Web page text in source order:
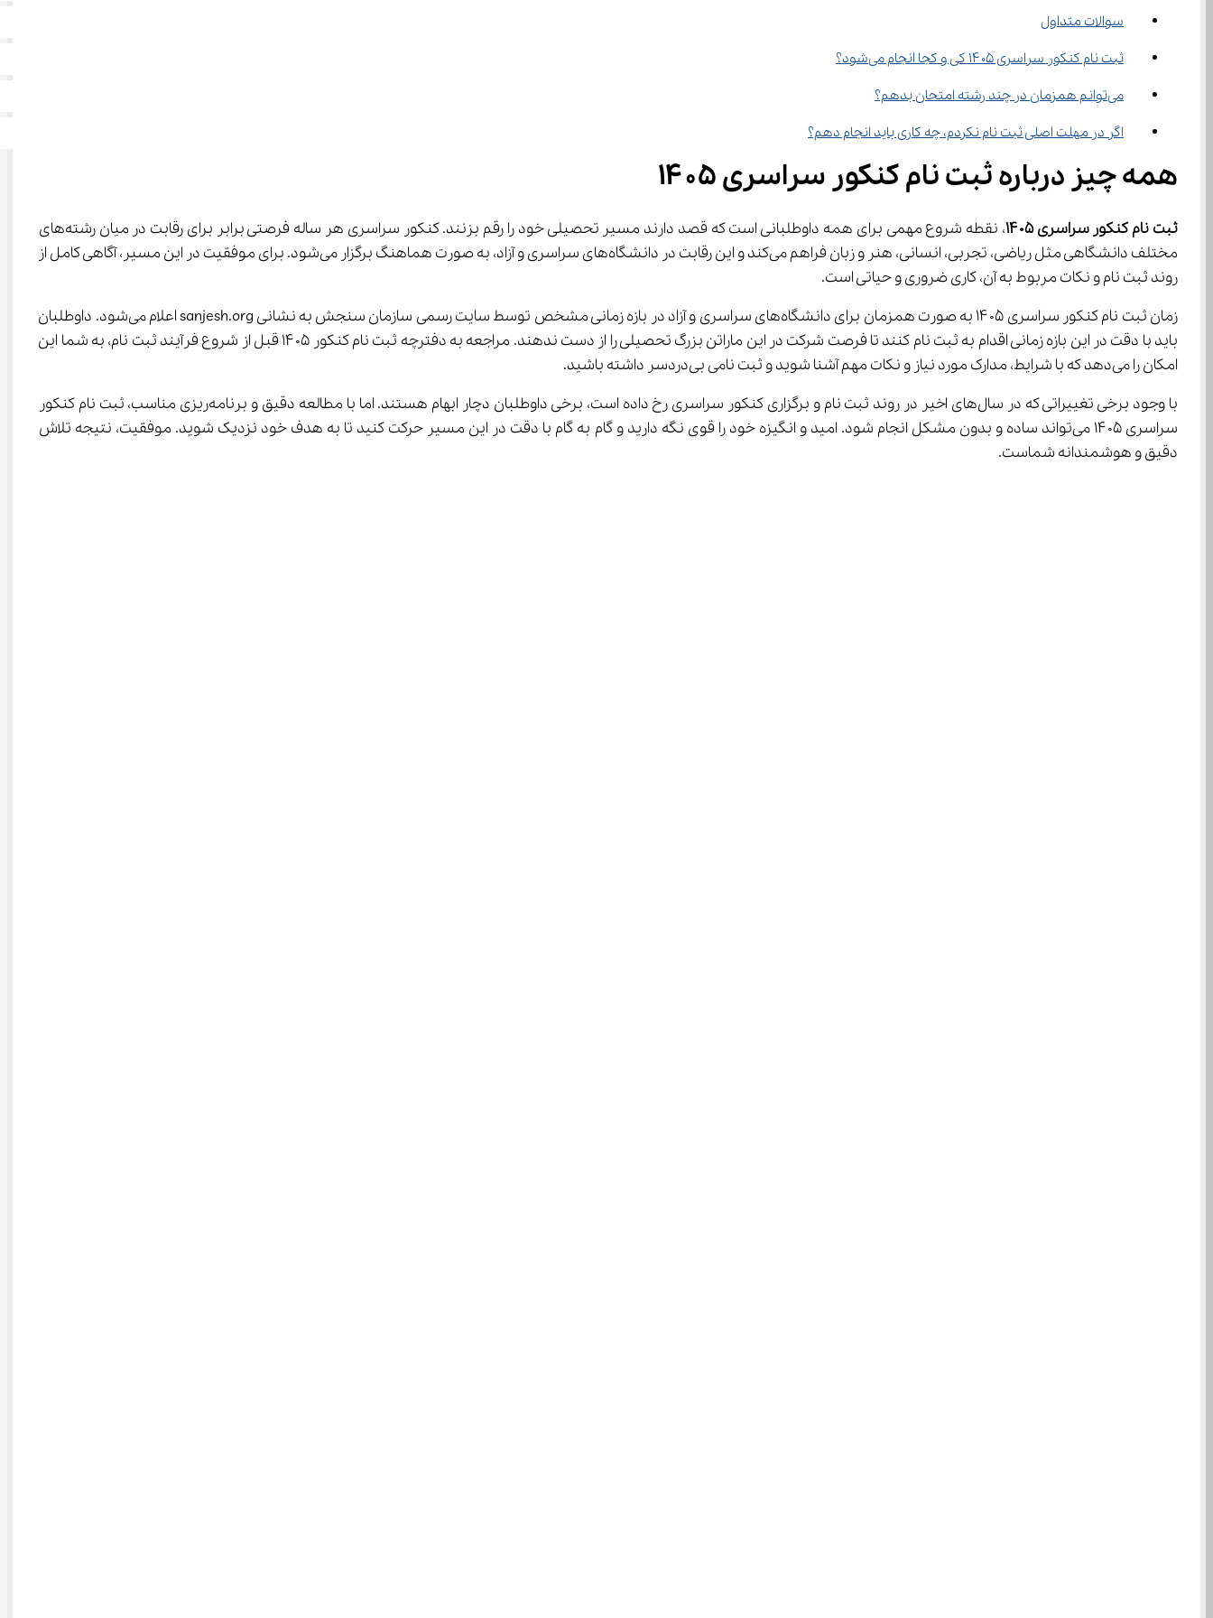
سوالات متداول
ثبت نام کنکور سراسری ۱۴۰۵ کی و کجا انجام می‌شود؟
می‌توانم همزمان در چند رشته امتحان بدهم؟
اگر در مهلت اصلی ثبت نام نکردم، چه کاری باید انجام دهم؟
همه چیز درباره ثبت نام کنکور سراسری ۱۴۰۵
ثبت نام کنکور سراسری ۱۴۰۵
، نقطه شروع مهمی برای همه داوطلبانی است که قصد دارند مسیر تحصیلی خود را رقم بزنند. کنکور سراسری هر ساله فرصتی برابر برای رقابت در میان رشته‌های
مختلف دانشگاهی مثل ریاضی، تجربی، انسانی، هنر و زبان فراهم می‌کند و این رقابت در دانشگاه‌های سراسری و آزاد، به صورت هماهنگ برگزار می‌شود. برای موفقیت در این مسیر، آگاهی کامل از
روند ثبت نام و نکات مربوط به آن، کاری ضروری و حیاتی است.
زمان ثبت نام کنکور سراسری ۱۴۰۵ به صورت همزمان برای دانشگاه‌های سراسری و آزاد در بازه زمانی مشخص توسط سایت رسمی سازمان سنجش به نشانی sanjesh.org اعلام می‌شود. داوطلبان
باید با دقت در این بازه زمانی اقدام به ثبت نام کنند تا فرصت شرکت در این ماراتن بزرگ تحصیلی را از دست ندهند. مراجعه به دفترچه ثبت نام کنکور ۱۴۰۵ قبل از شروع فرآیند ثبت نام، به شما این
امکان را می‌دهد که با شرایط، مدارک مورد نیاز و نکات مهم آشنا شوید و ثبت نامی بی‌دردسر داشته باشید.
با وجود برخی تغییراتی که در سال‌های اخیر در روند ثبت نام و برگزاری کنکور سراسری رخ داده است، برخی داوطلبان دچار ابهام هستند. اما با مطالعه دقیق و برنامه‌ریزی مناسب، ثبت نام کنکور
سراسری ۱۴۰۵ می‌تواند ساده و بدون مشکل انجام شود. امید و انگیزه خود را قوی نگه دارید و گام به گام با دقت در این مسیر حرکت کنید تا به هدف خود نزدیک شوید. موفقیت، نتیجه تلاش
دقیق و هوشمندانه شماست.